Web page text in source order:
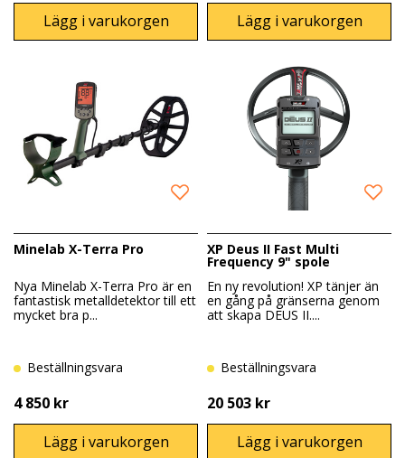
Lägg i varukorgen
Lägg i varukorgen
Minelab X-Terra Pro
Nya Minelab X-Terra Pro är en
fantastisk metalldetektor till ett
mycket bra p...
Beställningsvara
4 850 kr
Lägg i varukorgen
XP Deus II Fast Multi
Frequency 9" spole
En ny revolution! XP tänjer än
en gång på gränserna genom
att skapa DEUS II....
Beställningsvara
20 503 kr
Lägg i varukorgen